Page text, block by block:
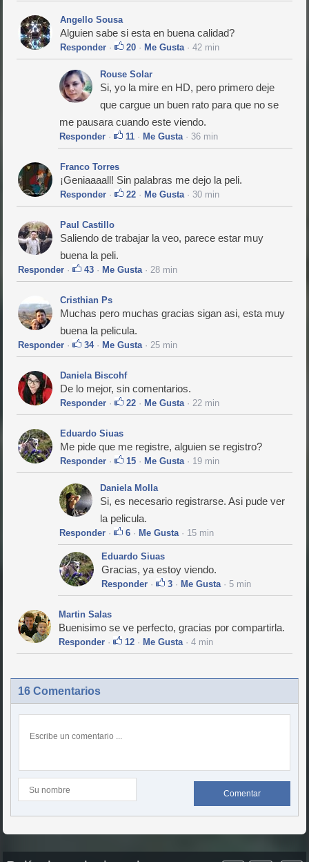
Angello Sousa
Alguien sabe si esta en buena calidad?
Responder · 20 · Me Gusta· 42 min
Rouse Solar
Si, yo la mire en HD, pero primero deje
que cargue un buen rato para que no se
me pausara cuando este viendo.
Responder · 11 · Me Gusta· 36 min
Franco Torres
¡Geniaaaall! Sin palabras me dejo la peli.
Responder · 22 · Me Gusta· 30 min
Paul Castillo
Saliendo de trabajar la veo, parece estar muy
buena la peli.
Responder · 43 · Me Gusta· 28 min
Cristhian Ps
Muchas pero muchas gracias sigan asi, esta muy
buena la pelicula.
Responder · 34· Me Gusta· 25 min
Daniela Biscohf
De lo mejor, sin comentarios.
Responder · 22 · Me Gusta· 22 min
Eduardo Siuas
Me pide que me registre, alguien se registro?
Responder · 15 · Me Gusta· 19 min
Daniela Molla
Si, es necesario registrarse. Asi pude ver
la pelicula.
Responder · 6 · Me Gusta· 15 min
Eduardo Siuas
Gracias, ya estoy viendo.
Responder · 3 · Me Gusta· 5 min
Martin Salas
Buenisimo se ve perfecto, gracias por compartirla.
Responder · 12 · Me Gusta· 4 min
16 Comentarios
Comentar